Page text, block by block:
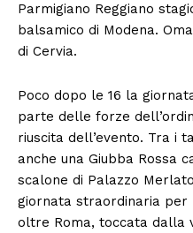
Parmigiano Reggiano
balsamico di Modena.
di Cervia.
Poco dopo le 16 la
parte delle forze
riuscita dell’evento. Tra i
anche una Giubba Rossa
scalone di Palazzo
giornata straordinaria per
oltre Roma, toccata dalla